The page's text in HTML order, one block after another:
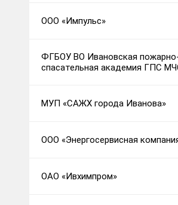
ООО «Импульс»
ФГБОУ ВО Ивановская
спасательная академия ГПС
МУП «САЖХ города Иванова»
ООО «Энергосервисная
ОАО «Ивхимпром»